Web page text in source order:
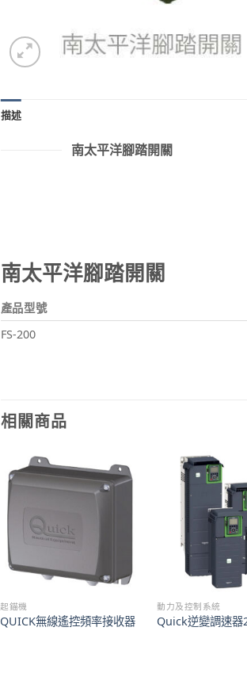
描述
南太平洋腳踏開關
南太平洋腳踏開關
產品型號
FS-200
相關商品
起錨機
QUICK無線遙控頻率接收器
動力及控制系統
Quick逆變調速器